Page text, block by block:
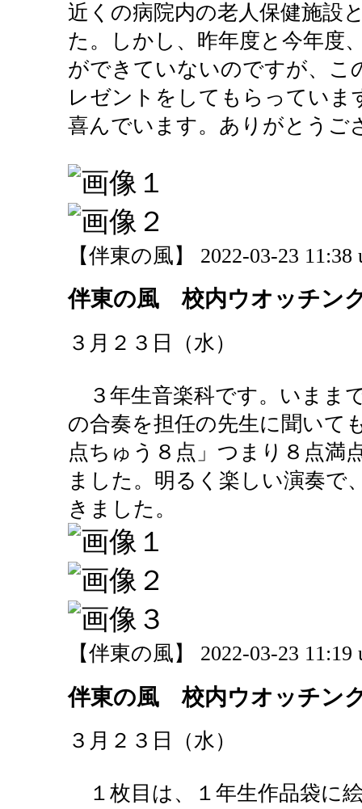
近くの病院内の老人保健施設
た。しかし、昨年度と今年度
ができていないのですが、こ
レゼントをしてもらっていま
喜んでいます。ありがとうご
【伴東の風】 2022-03-23 11:38
伴東の風 校内ウオッチン
３月２３日（水）
３年生音楽科です。いまま
の合奏を担任の先生に聞いて
点ちゅう８点」つまり８点満
ました。明るく楽しい演奏で
きました。
【伴東の風】 2022-03-23 11:19
伴東の風 校内ウオッチン
３月２３日（水）
１枚目は、１年生作品袋に